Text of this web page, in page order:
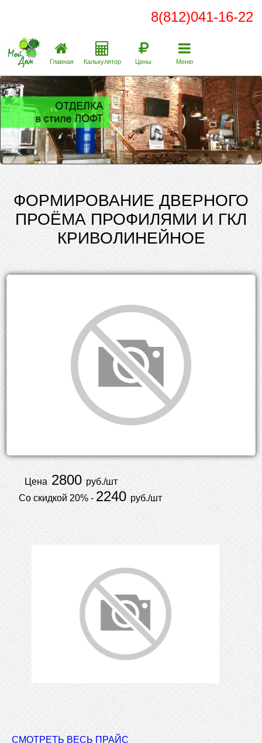
8(812)041-16-22
Главная Калькулятор Цены Меню
ФОРМИРОВАНИЕ ДВЕРНОГО
ПРОЁМА ПРОФИЛЯМИ И ГКЛ
КРИВОЛИНЕЙНОЕ
Цена2800 руб./шт
Со скидкой 20% -2240руб./шт
СМОТРЕТЬ ВЕСЬ ПРАЙС